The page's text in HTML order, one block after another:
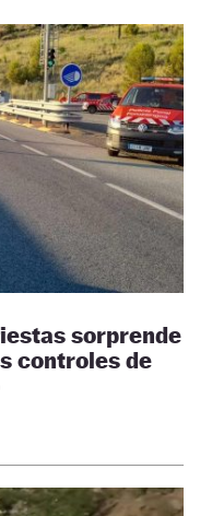
sorprende
controles de